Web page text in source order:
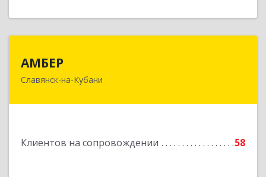
АМБЕР
Славянск-на-Кубани
Клиентов на сопровождении 58
353562, Краснодарский край, Славянский р-н,